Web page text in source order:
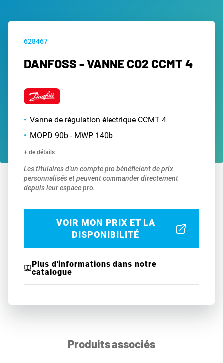
628467
DANFOSS - VANNE CO2 CCMT 4
Vanne de régulation électrique CCMT 4
MOPD 90b - MWP 140b
+ de détails
Les titulaires d'un compte pro bénéficient de prix
personnalisés et peuvent commander directement
depuis leur espace pro.
VOIR MON PRIX ET LA
DISPONIBILITÉ
Plus d'informations dans notre
catalogue
Produits associés